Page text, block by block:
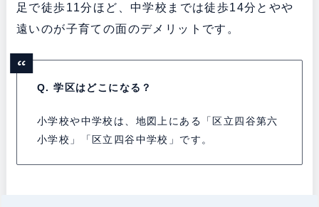
足で徒歩11分ほど、中学校までは徒歩14分とやや
遠いのが子育ての面のデメリットです。
Q. 学区はどこになる？
小学校や中学校は、地図上にある「区立四谷第六
小学校」「区立四谷中学校」です。